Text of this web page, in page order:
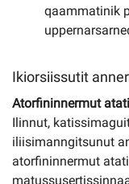
qaammatinik
Ikiorsiissutit
Atorfininnermut
Ilinnut,
iliisimanngitsunut
atorfininnermut